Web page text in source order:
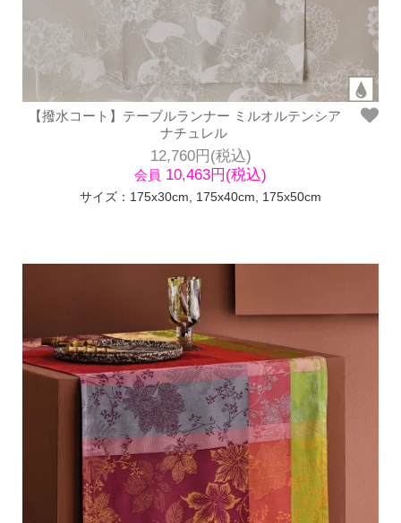
【撥水コート】テーブルランナー ミルオルテンシア
ナチュレル
12,760円(税込)
会員 10,463円(税込)
サイズ：175x30cm, 175x40cm, 175x50cm